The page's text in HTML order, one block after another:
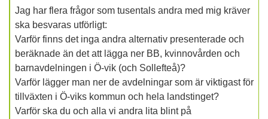
Jag har flera frågor som tusentals andra med mig kräver
ska besvaras utförligt:
Varför finns det inga andra alternativ presenterade och
beräknade än det att lägga ner BB, kvinnovården och
barnavdelningen i Ö-vik (och Sollefteå)?
Varför lägger man ner de avdelningar som är viktigast för
tillväxten i Ö-viks kommun och hela landstinget?
Varför ska du och alla vi andra lita blint på